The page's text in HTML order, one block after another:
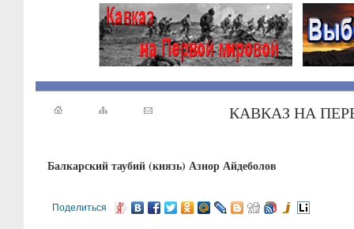
КАВКАЗ НА
Балкарский таубий (князь) Азнор Айдеболов
Поделиться